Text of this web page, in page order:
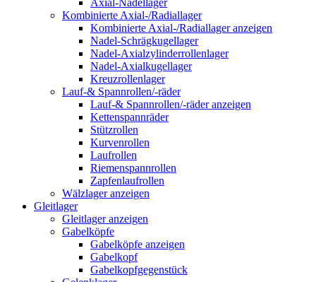
Axial-Nadellager
Kombinierte Axial-/Radiallager
Kombinierte Axial-/Radiallager anzeigen
Nadel-Schrägkugellager
Nadel-Axialzylinderrollenlager
Nadel-Axialkugellager
Kreuzrollenlager
Lauf-& Spannrollen/-räder
Lauf-& Spannrollen/-räder anzeigen
Kettenspannräder
Stützrollen
Kurvenrollen
Laufrollen
Riemenspannrollen
Zapfenlaufrollen
Wälzlager anzeigen
Gleitlager
Gleitlager anzeigen
Gabelköpfe
Gabelköpfe anzeigen
Gabelkopf
Gabelkopfgegenstück